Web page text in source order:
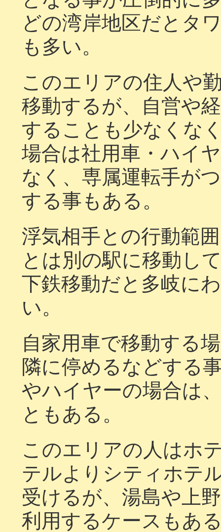
どの湾岸地区だとタ
も多い。
このエリアの住人や
移動するが、自営や
することも少なくな
場合は社用車・ハイ
なく、専属運転手が
する事もある。
浮気相手との行動範
とは別の駅に移動し
下鉄移動だと多岐に
い。
自家用車で移動する
隣に停めるなどする
やハイヤーの場合は
ともある。
このエリアの人はホ
テルよりシティホテ
受けるが、湯島や上
利用するケースもあ